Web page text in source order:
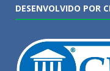
DESENVOLVIDO POR